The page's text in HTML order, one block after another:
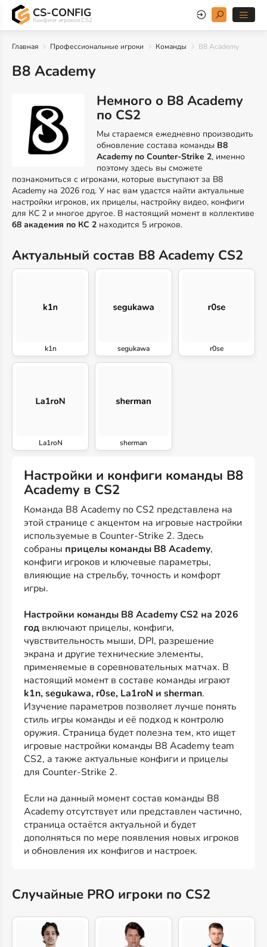
CS-CONFIG
Конфиги игроков CS2
Главная Профессиональные игроки Команды B8 Academy
B8 Academy
Немного о B8 Academy
по CS2
Мы стараемся ежедневно производить
обновление состава команды B8
Academy по Counter-Strike 2, именно
поэтому здесь вы сможете
познакомиться с игроками, которые выступают за B8
Academy на 2026 год. У нас вам удастся найти актуальные
настройки игроков, их прицелы, настройку видео, конфиги
для КС 2 и многое другое. В настоящий момент в коллективе
б8 академия по КС 2 находится 5 игроков.
Актуальный состав B8 Academy CS2
k1n segukawa r0se
La1roN sherman
Настройки и конфиги команды B8
Academy в CS2
Команда B8 Academy по CS2 представлена на
этой странице с акцентом на игровые настройки
используемые в Counter-Strike 2. Здесь
собраны прицелы команды B8 Academy,
конфиги игроков и ключевые параметры,
влияющие на стрельбу, точность и комфорт
игры.
Настройки команды B8 Academy CS2 на 2026
год включают прицелы, конфиги,
чувствительность мыши, DPI, разрешение
экрана и другие технические элементы,
применяемые в соревновательных матчах. В
настоящий момент в составе команды играют
k1n, segukawa, r0se, La1roN и sherman.
Изучение параметров позволяет лучше понять
стиль игры команды и её подход к контролю
оружия. Страница будет полезна тем, кто ищет
игровые настройки команды B8 Academy team
CS2, а также актуальные конфиги и прицелы
для Counter-Strike 2.
Если на данный момент состав команды B8
Academy отсутствует или представлен частично,
страница остаётся актуальной и будет
дополняться по мере появления новых игроков
и обновления их конфигов и настроек.
Случайные PRO игроки по CS2